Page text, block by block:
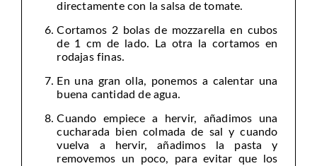
directamente con la salsa de tomate.
Cortamos 2 bolas de mozzarella en cubos
de 1 cm de lado. La otra la cortamos en
rodajas finas.
En una gran olla, ponemos a calentar una
buena cantidad de agua.
Cuando empiece a hervir, añadimos una
cucharada bien colmada de sal y cuando
vuelva a hervir, añadimos la pasta y
removemos un poco, para evitar que los